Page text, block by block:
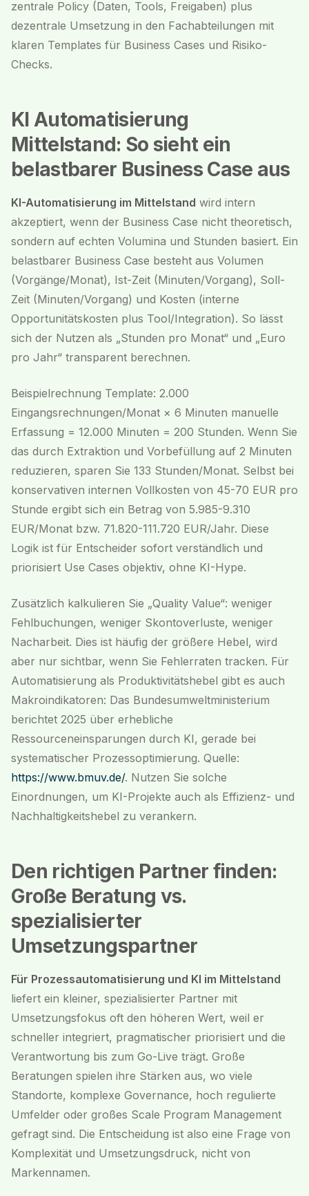
zentrale Policy (Daten, Tools, Freigaben) plus
dezentrale Umsetzung in den Fachabteilungen mit
klaren Templates für Business Cases und Risiko-
Checks.
KI Automatisierung
Mittelstand: So sieht ein
belastbarer Business Case aus
KI-Automatisierung im Mittelstand wird intern
akzeptiert, wenn der Business Case nicht theoretisch,
sondern auf echten Volumina und Stunden basiert. Ein
belastbarer Business Case besteht aus Volumen
(Vorgänge/Monat), Ist-Zeit (Minuten/Vorgang), Soll-
Zeit (Minuten/Vorgang) und Kosten (interne
Opportunitätskosten plus Tool/Integration). So lässt
sich der Nutzen als „Stunden pro Monat“ und „Euro
pro Jahr“ transparent berechnen.
Beispielrechnung Template: 2.000
Eingangsrechnungen/Monat × 6 Minuten manuelle
Erfassung = 12.000 Minuten = 200 Stunden. Wenn Sie
das durch Extraktion und Vorbefüllung auf 2 Minuten
reduzieren, sparen Sie 133 Stunden/Monat. Selbst bei
konservativen internen Vollkosten von 45-70 EUR pro
Stunde ergibt sich ein Betrag von 5.985-9.310
EUR/Monat bzw. 71.820-111.720 EUR/Jahr. Diese
Logik ist für Entscheider sofort verständlich und
priorisiert Use Cases objektiv, ohne KI-Hype.
Zusätzlich kalkulieren Sie „Quality Value“: weniger
Fehlbuchungen, weniger Skontoverluste, weniger
Nacharbeit. Dies ist häufig der größere Hebel, wird
aber nur sichtbar, wenn Sie Fehlerraten tracken. Für
Automatisierung als Produktivitätshebel gibt es auch
Makroindikatoren: Das Bundesumweltministerium
berichtet 2025 über erhebliche
Ressourceneinsparungen durch KI, gerade bei
systematischer Prozessoptimierung. Quelle:
https://www.bmuv.de/. Nutzen Sie solche
Einordnungen, um KI-Projekte auch als Effizienz- und
Nachhaltigkeitshebel zu verankern.
Den richtigen Partner finden:
Große Beratung vs.
spezialisierter
Umsetzungspartner
Für Prozessautomatisierung und KI im Mittelstand
liefert ein kleiner, spezialisierter Partner mit
Umsetzungsfokus oft den höheren Wert, weil er
schneller integriert, pragmatischer priorisiert und die
Verantwortung bis zum Go-Live trägt. Große
Beratungen spielen ihre Stärken aus, wo viele
Standorte, komplexe Governance, hoch regulierte
Umfelder oder großes Scale Program Management
gefragt sind. Die Entscheidung ist also eine Frage von
Komplexität und Umsetzungsdruck, nicht von
Markennamen.